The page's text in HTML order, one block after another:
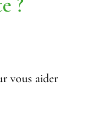
vous aider